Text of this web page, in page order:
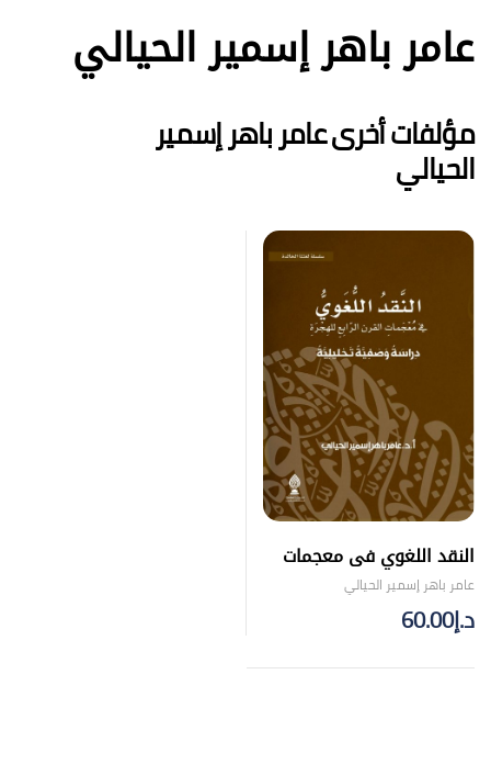
عامر باهر إسمير الحيالي
مؤلفات أخرى عامر باهر إسمير
الحيالي
النقد اللغوي فى معجمات
العقد الرابع للهجرة
عامر باهر إسمير الحيالي
د.إ60.00